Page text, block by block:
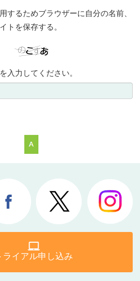
するためブラウザーに自分の名前、
トを保存する。
入力してください。
ライアル申し込み